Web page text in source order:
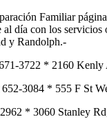
Familiar
al día con los servicios
y Randolph.-
3722 * 2160 Kenly
3084 * 555 F St
* 3060 Stanley